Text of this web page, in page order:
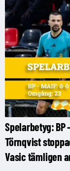
Spelarbetyg: BP
Törnqvist
Vasic tämligen